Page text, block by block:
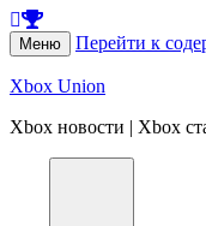
Меню Перейти к
Xbox Union
Xbox новости | Xbox